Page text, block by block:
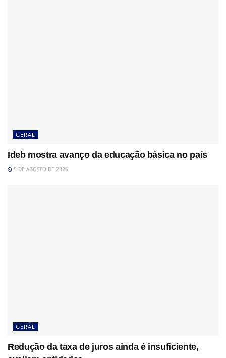
GERAL
Ideb mostra avanço da educação básica no país
5 DE AGOSTO DE 2026
GERAL
Redução da taxa de juros ainda é insuficiente,